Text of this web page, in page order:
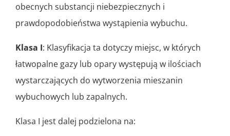
obecnych substancji niebezpiecznych i
prawdopodobieństwa wystąpienia wybuchu.
Klasa I: Klasyfikacja ta dotyczy miejsc, w których
łatwopalne gazy lub opary występują w ilościach
wystarczających do wytworzenia mieszanin
wybuchowych lub zapalnych.
Klasa I jest dalej podzielona na: